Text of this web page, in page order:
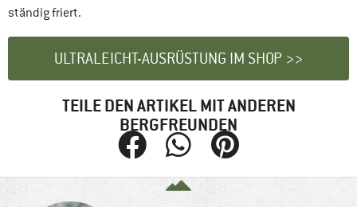
ständig friert.
ULTRALEICHT-AUSRÜSTUNG IM SHOP >>
TEILE DEN ARTIKEL MIT ANDEREN
BERGFREUNDEN